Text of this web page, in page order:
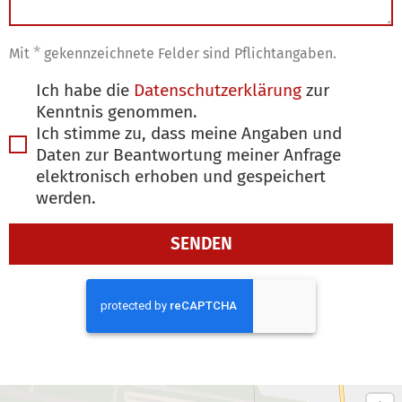
Mit * gekennzeichnete Felder sind Pflichtangaben.
Ich habe die Datenschutzerklärung zur
Kenntnis genommen.
Ich stimme zu, dass meine Angaben und
Daten zur Beantwortung meiner Anfrage
elektronisch erhoben und gespeichert
werden.
SENDEN